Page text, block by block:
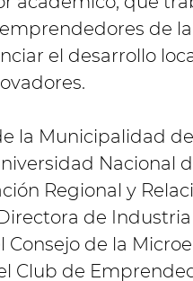
de
el desarrollo
la Municipalidad
Nacional
Regional y
de
de la
Club de